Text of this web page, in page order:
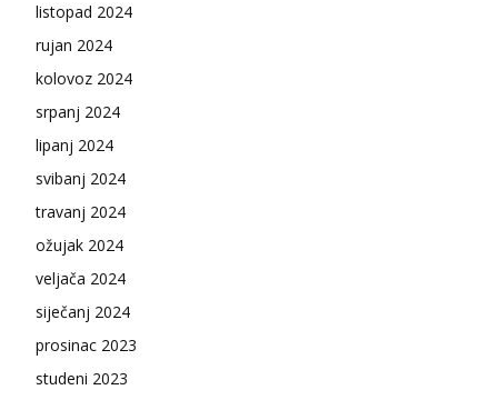
listopad 2024
rujan 2024
kolovoz 2024
srpanj 2024
lipanj 2024
svibanj 2024
travanj 2024
ožujak 2024
veljača 2024
siječanj 2024
prosinac 2023
studeni 2023